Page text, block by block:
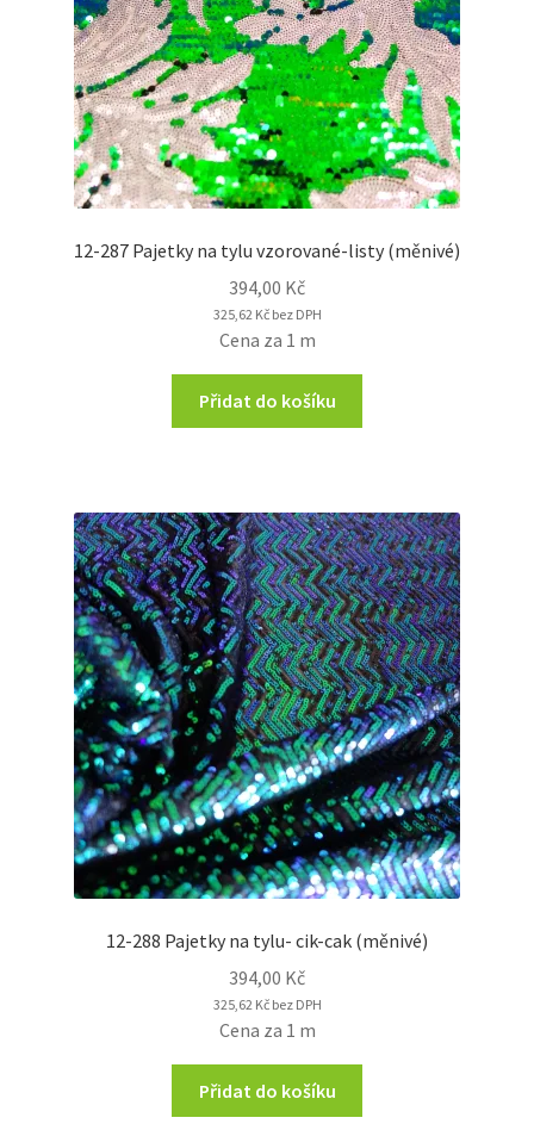
12-287 Pajetky na tylu vzorované-listy (měnivé)
394,00 Kč
325,62 Kčbez DPH
Cena za 1 m
Přidat do košíku
12-288 Pajetky na tylu- cik-cak (měnivé)
394,00 Kč
325,62 Kčbez DPH
Cena za 1 m
Přidat do košíku